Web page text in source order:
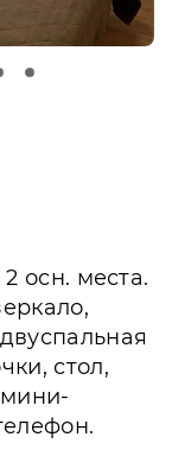
осн. места.
стол,